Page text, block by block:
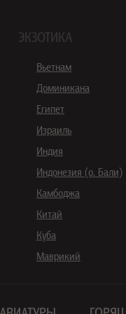
ЭКЗОТИКА
Вьетнам
Доминикана
Египет
Израиль
Индия
Индонезия (о. Бали)
Камбоджа
Китай
Куба
Маврикий